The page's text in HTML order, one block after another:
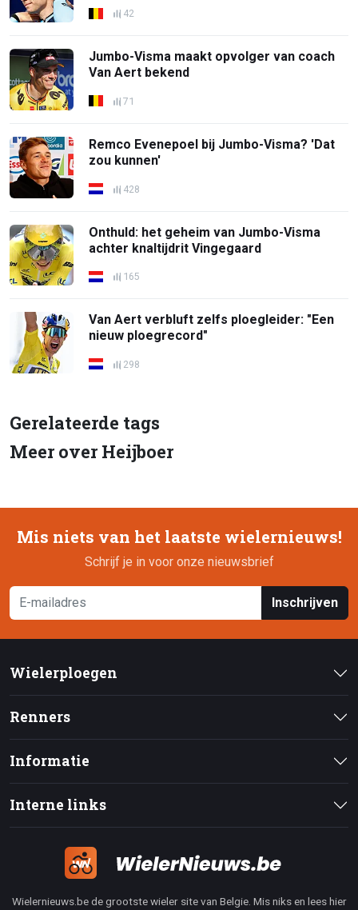
42
Jumbo-Visma maakt opvolger van coach
Van Aert bekend
71
Remco Evenepoel bij Jumbo-Visma? 'Dat
zou kunnen'
428
Onthuld: het geheim van Jumbo-Visma
achter knaltijdrit Vingegaard
165
Van Aert verbluft zelfs ploegleider: "Een
nieuw ploegrecord"
298
Gerelateerde tags
Meer over Heijboer
Mis niets van het laatste wielernieuws!
Schrijf je in voor onze nieuwsbrief
Inschrijven
Wielerploegen
Renners
Informatie
Interne links
Wielernieuws.be de grootste wieler site van Belgie. Mis niks en lees hier